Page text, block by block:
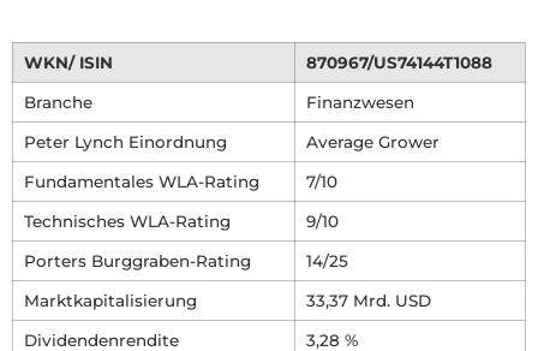
WKN/ ISIN 870967/US74144T1088
Branche Finanzwesen
Peter Lynch Einordnung Average Grower
Fundamentales WLA-Rating 7/10
Technisches WLA-Rating 9/10
Porters Burggraben-Rating 14/25
Marktkapitalisierung 33,37 Mrd. USD
Dividendenrendite 3,28 %